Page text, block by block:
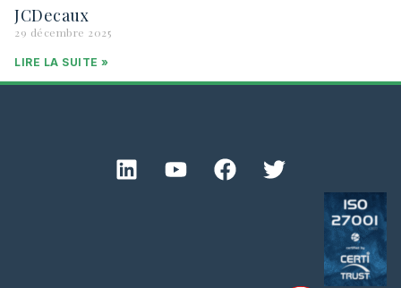
JCDecaux
29 décembre 2025
LIRE LA SUITE »